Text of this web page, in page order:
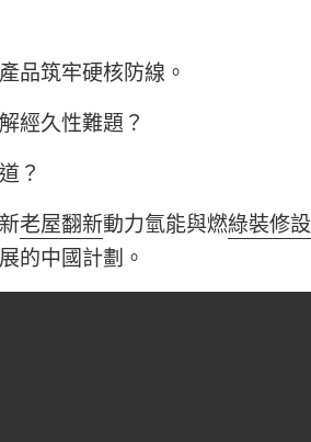
品筑牢硬核防線。
經久性難題？
？
老屋翻新動力氫能與燃綠裝修設
的中國計劃。